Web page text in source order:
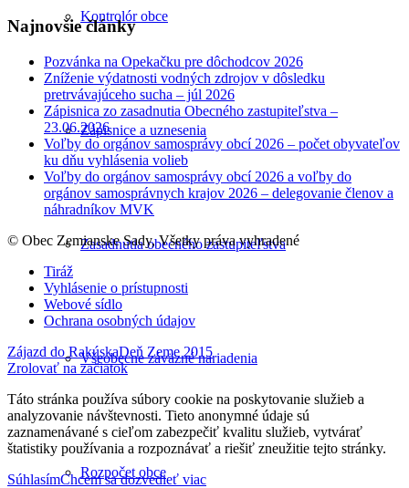
Kontrolór obce
Zápisnice a uznesenia
Zasadnutia obecného zastupiteľstva
Všeobecne záväzné nariadenia
Rozpočet obce
Najnovšie články
Pozvánka na Opekačku pre dôchodcov 2026
Zníženie výdatnosti vodných zdrojov v dôsledku
pretrvávajúceho sucha – júl 2026
Zápisnica zo zasadnutia Obecného zastupiteľstva –
23.06.2026
Voľby do orgánov samosprávy obcí 2026 – počet obyvateľov
ku dňu vyhlásenia volieb
Voľby do orgánov samosprávy obcí 2026 a voľby do
orgánov samosprávnych krajov 2026 – delegovanie členov a
náhradníkov MVK
© Obec Zemianske Sady, Všetky práva vyhradené
Tiráž
Vyhlásenie o prístupnosti
Webové sídlo
Ochrana osobných údajov
Zájazd do RakúskaDeň Zeme 2015
Zrolovať na začiatok
Táto stránka používa súbory cookie na poskytovanie služieb a
analyzovanie návštevnosti. Tieto anonymné údaje sú
zaznamenávané s cieľom zabezpečiť kvalitu služieb, vytvárať
štatistiky používania a rozpoznávať a riešiť zneužitie tejto stránky.
SúhlasímChcem sa dozvedieť viac